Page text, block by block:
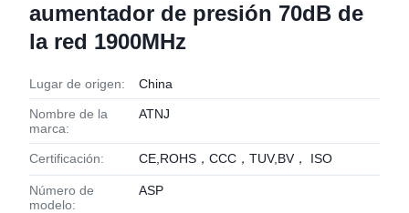
aumentador de presión 70dB de
la red 1900MHz
Lugar de origen: China
Nombre de la
marca:
ATNJ
Certificación: CE,ROHS，CCC，TUV,BV， ISO
Número de
modelo:
ASP